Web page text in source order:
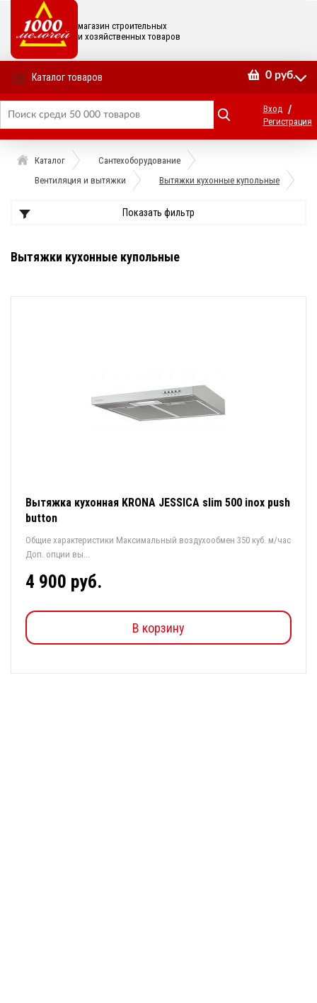
магазин строительных
и хозяйственных товаров
Каталог товаров 0 руб.
Вход /
Регистрация
Каталог
Сантехоборудование
Вентиляция и вытяжки
Вытяжки кухонные купольные
Показать фильтр
Вытяжки кухонные купольные
Вытяжка кухонная KRONA JESSICA slim 500 inox push
button
Общие характеристики Максимальный воздухообмен 350 куб. м/час
Доп. опции вы...
4 900 руб.
В корзину